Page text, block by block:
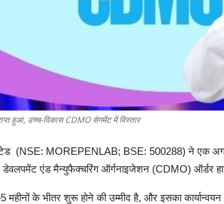
हुआ, उच्च-विकास CDMO सेगमेंट में विस्तार
(NSE: MOREPENLAB; BSE: 500288)ने एक
डेवलपमेंट एंड मैन्युफैक्चरिंग ऑर्गनाइजेशन (CDMO) ऑर्डर
महीनों के भीतर शुरू होने की उम्मीद है, और इसका कार्यान्वयन